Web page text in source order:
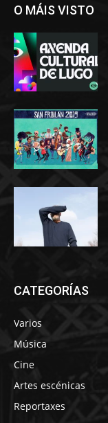
O MÁIS VISTO
CATEGORÍAS
Varios
Música
Cine
Artes escénicas
Reportaxes